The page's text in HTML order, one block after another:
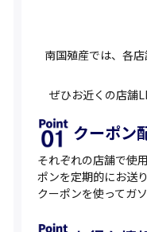
南国殖産では、各
ぜひお近くの店舗
クーポン
それぞれの店舗で使
ポンを定期的にお送
クーポンを使ってガ